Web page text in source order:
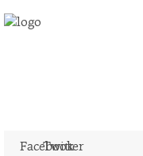
Facebook
Twitter